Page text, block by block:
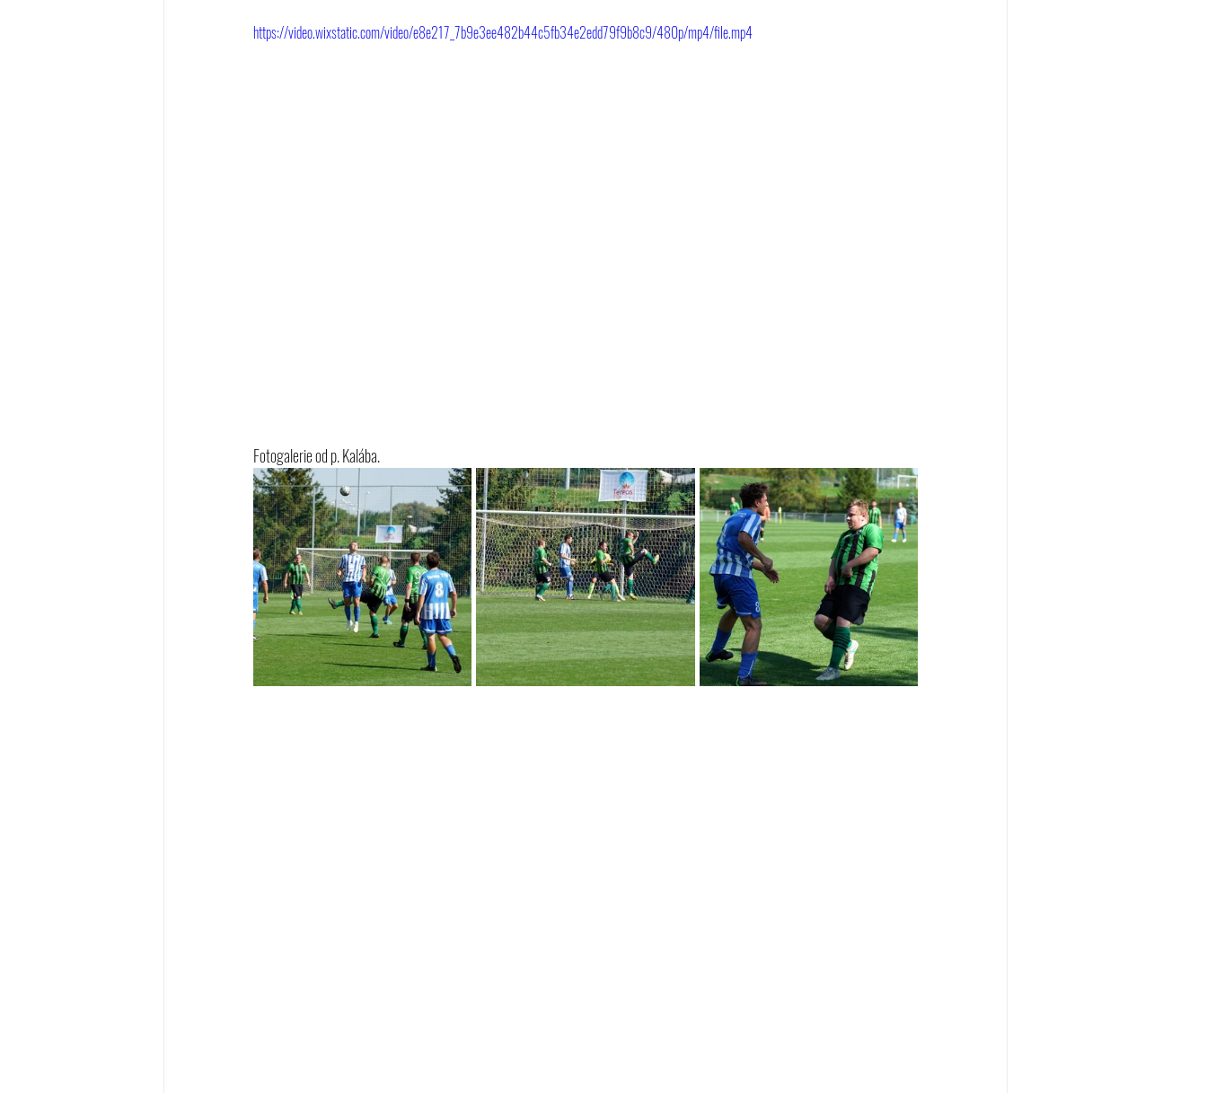
https://video.wixstatic.com/video/e8e217_7b9e3ee482b44c5fb34e2edd79f9b8c9/480p/mp4/file.mp4
Fotogalerie od p. Kalába.